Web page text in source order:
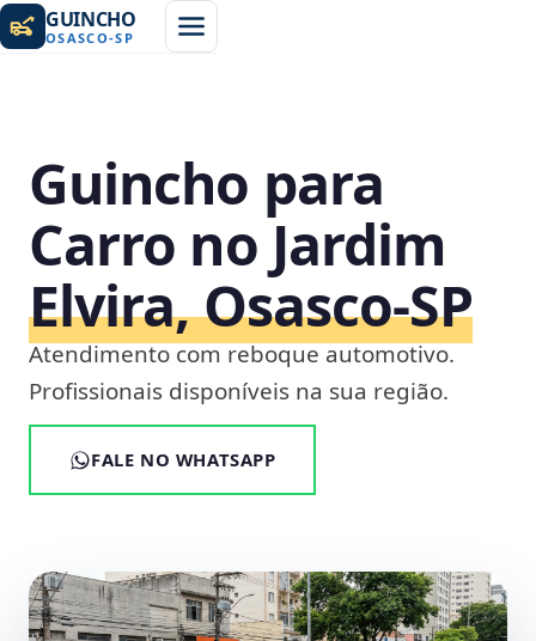
GUINCHO
OSASCO-SP
Guincho para
Carro no Jardim
Elvira, Osasco‑SP
Atendimento com reboque automotivo.
Profissionais disponíveis na sua região.
FALE NO WHATSAPP